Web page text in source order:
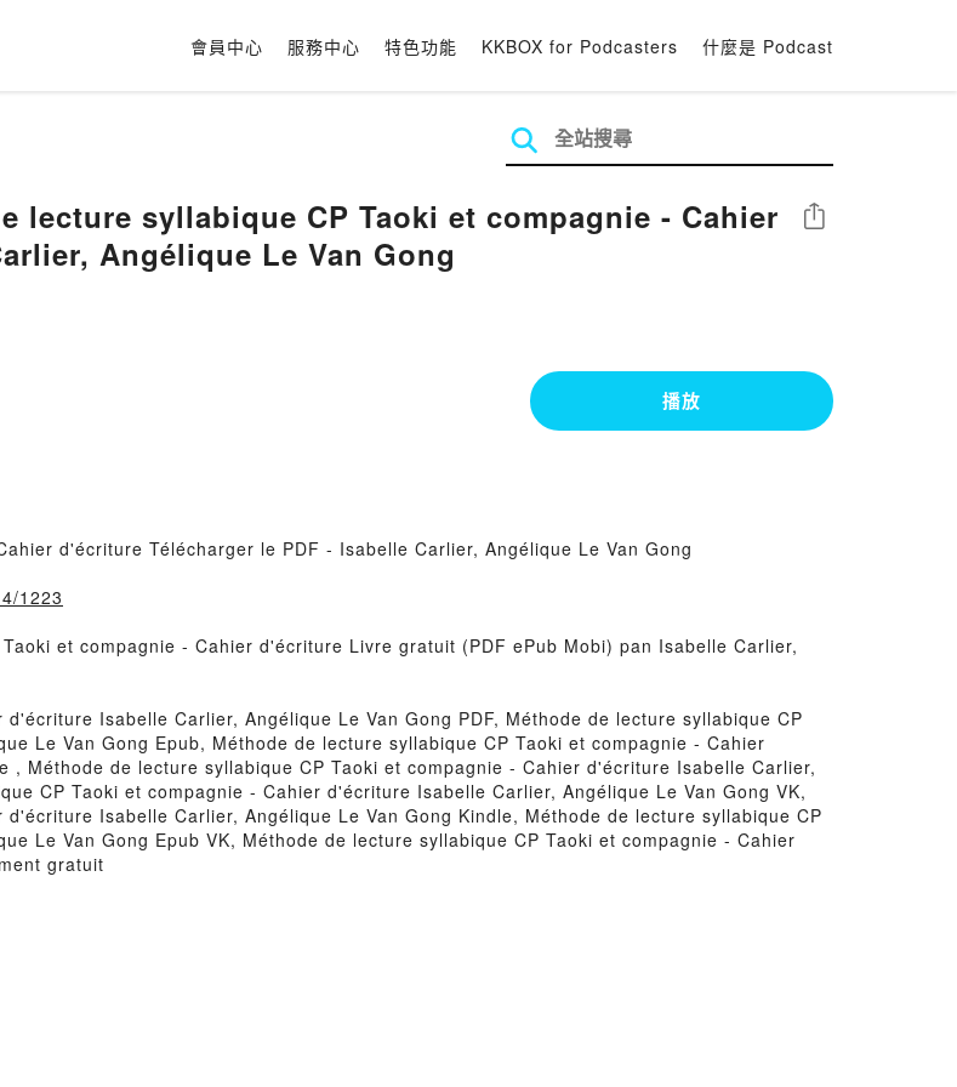
會員中心 服務中心 特色功能 KKBOX for Podcasters 什麼是 Podcast
syllabique CP Taoki et compagnie - Cahier
Angélique Le Van Gong
分享
播放
d'écriture Télécharger le PDF - Isabelle Carlier, Angélique Le Van Gong
1223
et compagnie - Cahier d'écriture Livre gratuit (PDF ePub Mobi) pan Isabelle Carlier,
Isabelle Carlier, Angélique Le Van Gong PDF, Méthode de lecture syllabique CP
Le Van Gong Epub, Méthode de lecture syllabique CP Taoki et compagnie - Cahier
Méthode de lecture syllabique CP Taoki et compagnie - Cahier d'écriture Isabelle Carlier,
CP Taoki et compagnie - Cahier d'écriture Isabelle Carlier, Angélique Le Van Gong VK,
Isabelle Carlier, Angélique Le Van Gong Kindle, Méthode de lecture syllabique CP
Le Van Gong Epub VK, Méthode de lecture syllabique CP Taoki et compagnie - Cahier
gratuit